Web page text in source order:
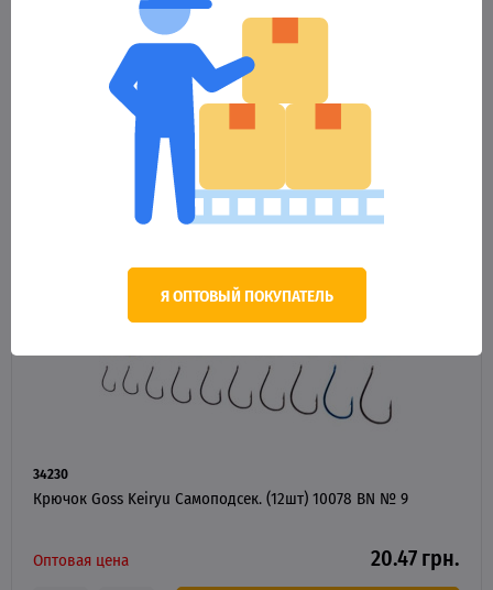
КУПИТЬ
34230
Крючок Goss Keiryu Самоподсек. (12шт) 10078 BN № 9
Оптовая цена 20.47 грн.
Я ОПТОВЫЙ ПОКУПАТЕЛЬ